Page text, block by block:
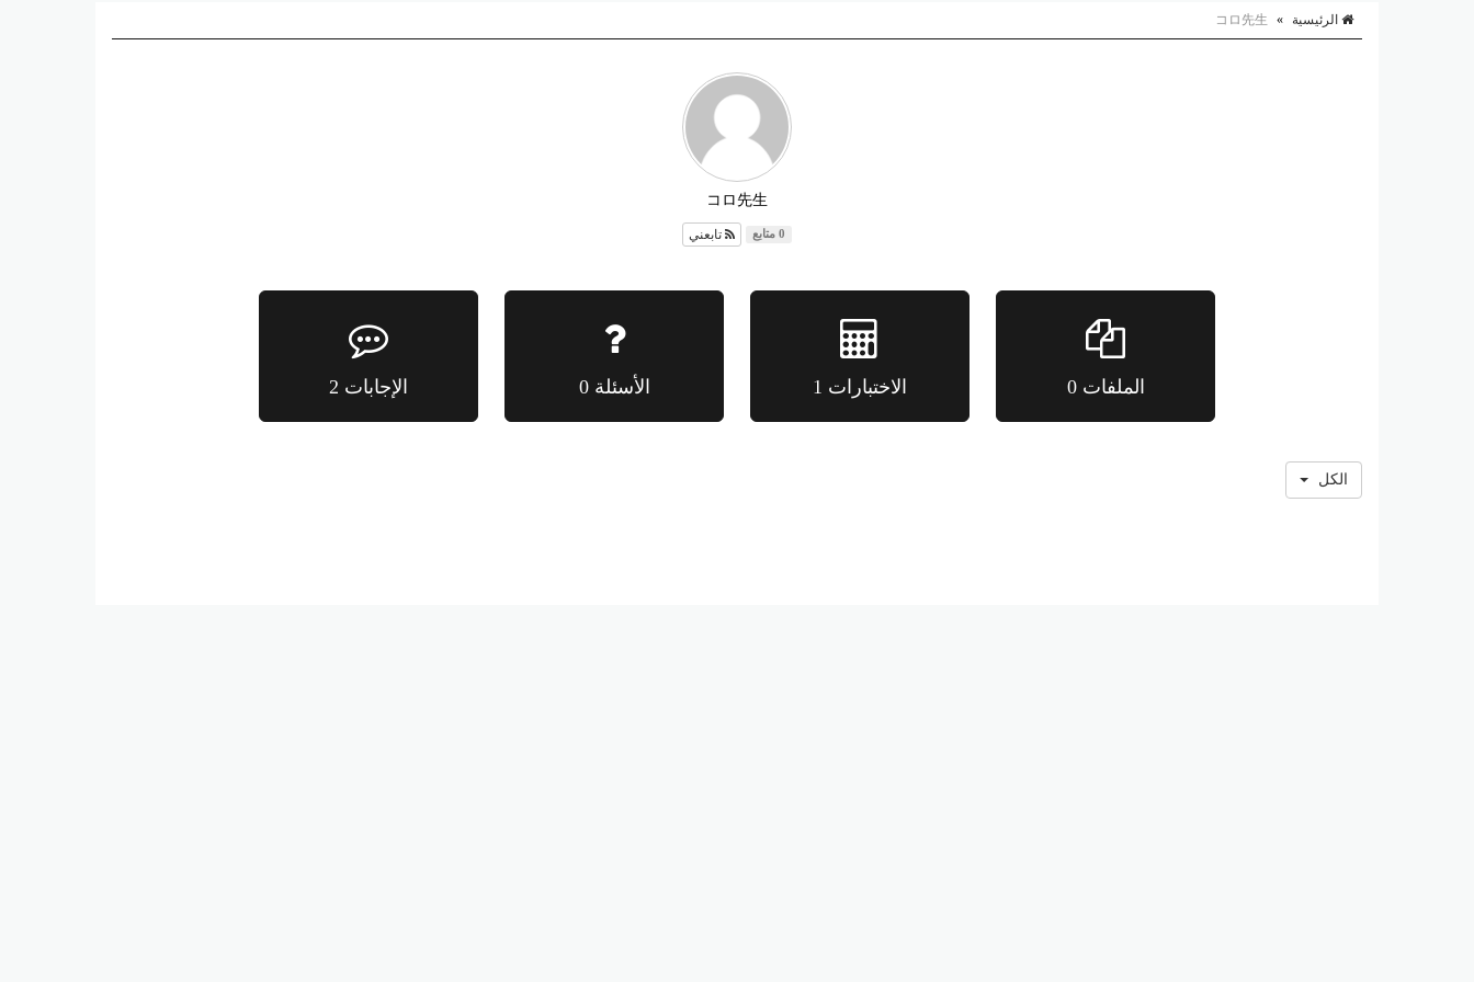
الرئيسية »
コロ先生
コロ先生
0 متابع تابعني
الملفات 0 الاختبارات 1 الأسئلة 0 الإجابات 2
الكل